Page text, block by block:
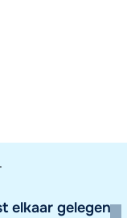
.
elkaar gelegen